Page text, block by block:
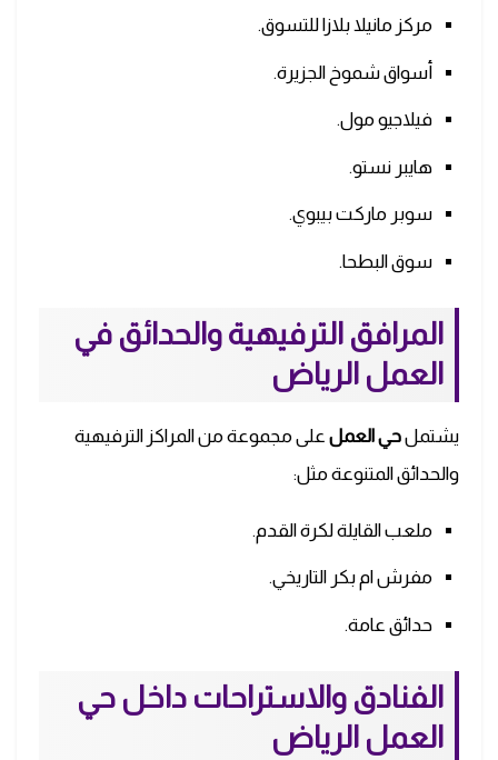
مركز مانيلا بلازا للتسوق.
أسواق شموخ الجزيرة.
فيلاجيو مول.
هايبر نستو.
سوبر ماركت بيبوي.
سوق البطحا.
المرافق الترفيهية والحدائق في
العمل الرياض
يشتملحي العمل على مجموعة من المراكز الترفيهية
والحدائق المتنوعة مثل:
ملعب القايلة لكرة القدم.
مفرش ام بكر التاريخي.
حدائق عامة.
الفنادق والاستراحات داخل حي
العمل الرياض